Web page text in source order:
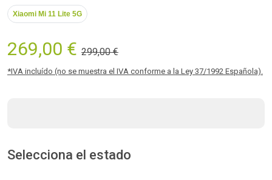
Xiaomi Mi 11 Lite 5G
269,00 € 299,00 €
*IVA incluído (no se muestra el IVA conforme a la Ley 37/1992 Española).
Selecciona el estado